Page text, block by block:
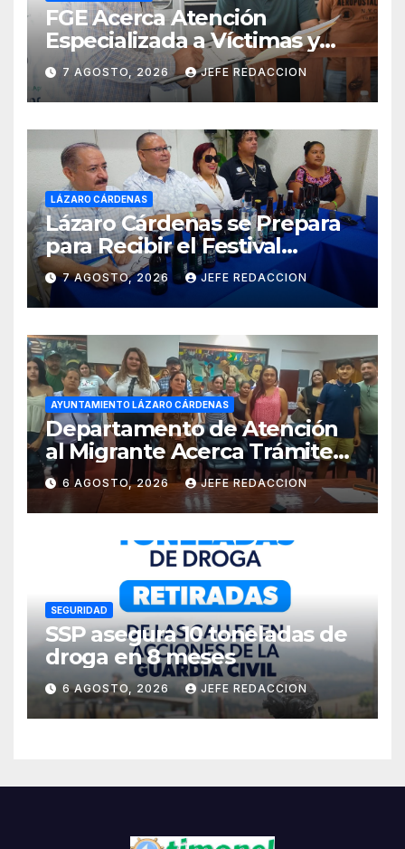
FGE Acerca Atención
Especializada a Víctimas y
Ciudadanía de Coalcomán
7 AGOSTO, 2026 JEFE REDACCION
LÁZARO CÁRDENAS
Lázaro Cárdenas se Prepara
para Recibir el Festival
Internacional de la Cerveza
Costa de Michoacán 2026
7 AGOSTO, 2026 JEFE REDACCION
AYUNTAMIENTO LÁZARO CÁRDENAS
Departamento de Atención
al Migrante Acerca Trámite
de Pasaportes
Estadounidenses a
Residentes de Lázaro
Cárdenas
6 AGOSTO, 2026 JEFE REDACCION
SEGURIDAD
SSP asegura 10 toneladas de
droga en 8 meses
6 AGOSTO, 2026 JEFE REDACCION